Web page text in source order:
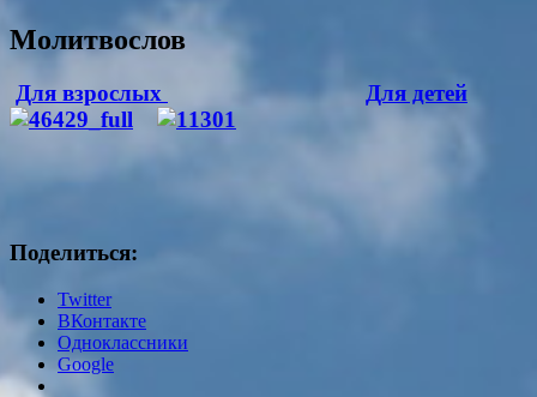
Молитвослов
Для взрослых Для детей
Поделиться:
Twitter
ВКонтакте
Одноклассники
Google